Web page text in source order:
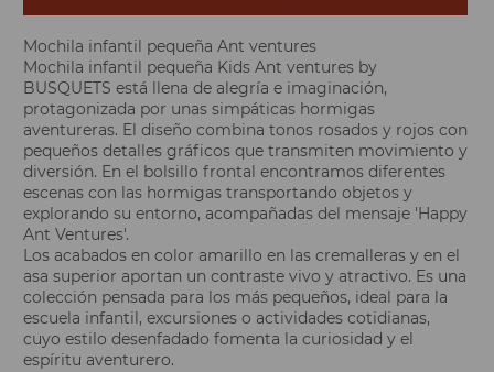
Mochila infantil pequeña Ant ventures
Mochila infantil pequeña Kids Ant ventures by
BUSQUETS está llena de alegría e imaginación,
protagonizada por unas simpáticas hormigas
aventureras. El diseño combina tonos rosados ​​y rojos con
pequeños detalles gráficos que transmiten movimiento y
diversión. En el bolsillo frontal encontramos diferentes
escenas con las hormigas transportando objetos y
explorando su entorno, acompañadas del mensaje 'Happy
Ant Ventures'.
Los acabados en color amarillo en las cremalleras y en el
asa superior aportan un contraste vivo y atractivo. Es una
colección pensada para los más pequeños, ideal para la
escuela infantil, excursiones o actividades cotidianas,
cuyo estilo desenfadado fomenta la curiosidad y el
espíritu aventurero.